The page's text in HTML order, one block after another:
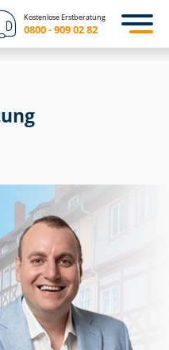
Kostenlose Erstberatung
0800 - 909 02 82